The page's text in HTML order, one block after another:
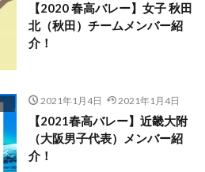
【2020 春高バレー】女子 秋田
北（秋田）チームメンバー紹
介！
2021年1月4日 2021年1月4日
【2021春高バレー】近畿大附
（大阪男子代表）メンバー紹
介！